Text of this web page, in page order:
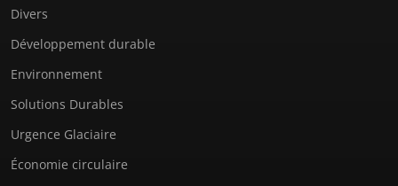
Divers
Développement durable
Environnement
Solutions Durables
Urgence Glaciaire
Économie circulaire